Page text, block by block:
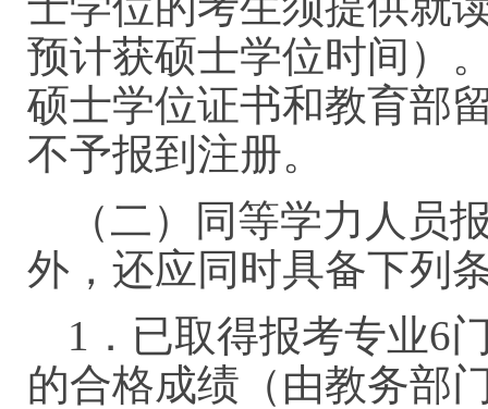
预计获硕士学位时间）
硕士学位证书和教育部
不予报到注册。
（二）同等学力人员
外，还应同时具备下列
1．已取得报考专业6
的合格成绩（由教务部